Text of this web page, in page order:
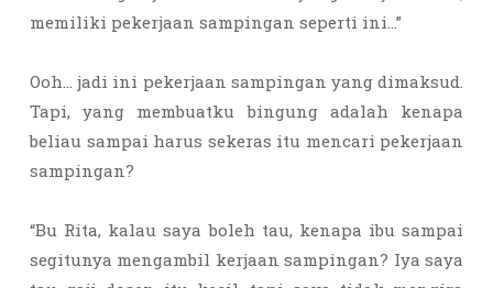
memiliki pekerjaan sampingan seperti ini…”
Ooh… jadi ini pekerjaan sampingan yang dimaksud.
Tapi, yang membuatku bingung adalah kenapa
beliau sampai harus sekeras itu mencari pekerjaan
sampingan?
“Bu Rita, kalau saya boleh tau, kenapa ibu sampai
segitunya mengambil kerjaan sampingan? Iya saya